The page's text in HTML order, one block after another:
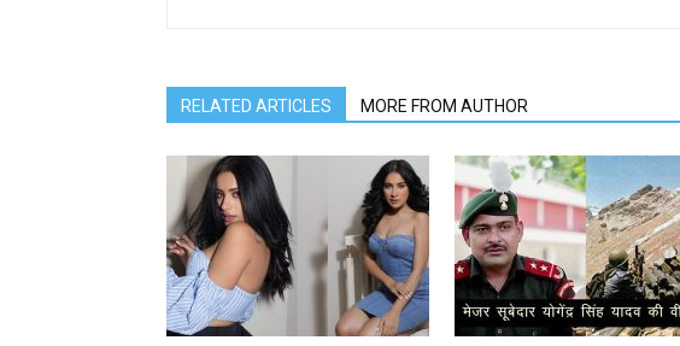
RELATED ARTICLES MORE FROM AUTHOR